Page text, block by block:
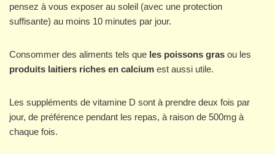
pensez à vous exposer au soleil (avec une protection
suffisante) au moins 10 minutes par jour.
Consommer des aliments tels que les poissons gras ou les
produits laitiers riches en calcium est aussi utile.
Les suppléments de vitamine D sont à prendre deux fois par
jour, de préférence pendant les repas, à raison de 500mg à
chaque fois.